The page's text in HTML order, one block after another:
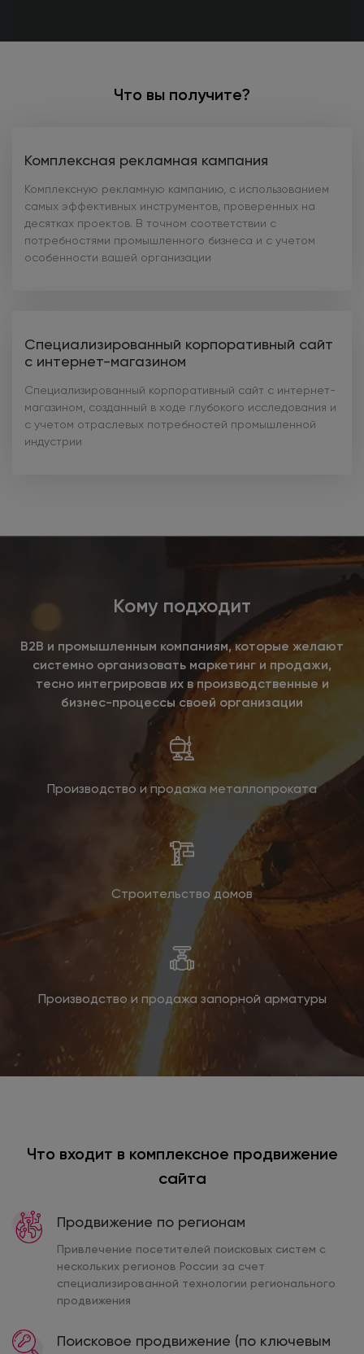
Что вы получите?
Комплексная рекламная кампания
Комплексную рекламную кампанию, с использованием
самых эффективных инструментов, проверенных на
десятках проектов. В точном соответствии с
потребностями промышленного бизнеса и с учетом
особенности вашей организации
Специализированный корпоративный сайт
с интернет-магазином
Специализированный корпоративный сайт с интернет-
магазином, созданный в ходе глубокого исследования и
с учетом отраслевых потребностей промышленной
индустрии
Кому подходит
B2B и промышленным компаниям, которые желают
системно организовать маркетинг и продажи,
тесно интегрировав их в производственные и
бизнес-процессы своей организации
Производство и продажа металлопроката
Строительство домов
Производство и продажа запорной арматуры
Что входит в комплексное продвижение
сайта
Продвижение по регионам
Привлечение посетителей поисковых систем с
нескольких регионов России за счет
специализированной технологии регионального
продвижения
Поисковое продвижение (по ключевым